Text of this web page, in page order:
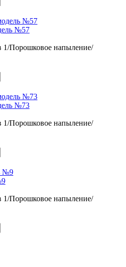
№57
1/Порошковое напыление/
№73
1/Порошковое напыление/
1/Порошковое напыление/